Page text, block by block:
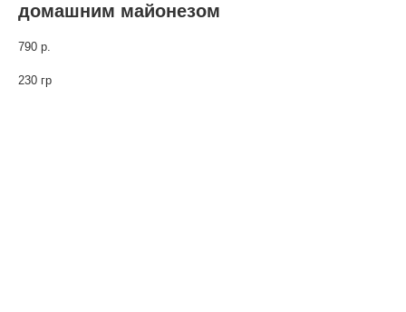
домашним майонезом
790 р.
230 гр